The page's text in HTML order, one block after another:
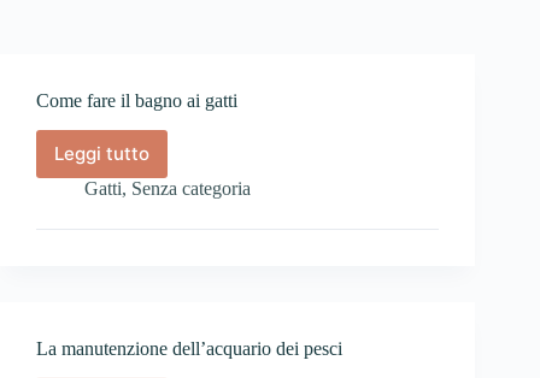
Come fare il bagno ai gatti
Leggi tutto
Come
fare
bagno
Gatti, Senza categoria
La manutenzione dell’acquario dei pesci